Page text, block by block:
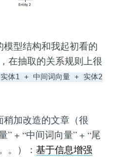
型结构和我起初看的
在抽取的关系规则上很
体1 + 中间词向量 + 实体2
加改造的文章（很
” + “中间词向量” + “尾
。）： 基于信息增强